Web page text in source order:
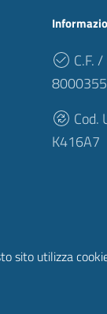
sito utilizza
C.F. /
Cod.
K416A7